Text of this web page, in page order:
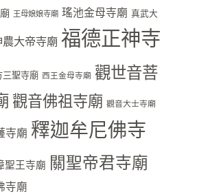
王母娘娘寺廟 瑤池金母寺廟 真武大
農大帝寺廟 福德正神寺
三聖寺廟 西王金母寺廟 觀世音菩
觀音佛祖寺廟 觀音大士寺廟
寺廟 釋迦牟尼佛寺
聖王寺廟 關聖帝君寺廟
寺廟